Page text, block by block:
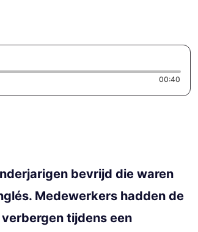
00:40
bevrijd die waren
Medewerkers hadden de
tijdens een